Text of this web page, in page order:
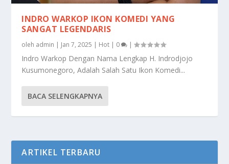
INDRO WARKOP IKON KOMEDI YANG
SANGAT LEGENDARIS
oleh admin | Jan 7, 2025 | Hot | 0 |
Indro Warkop Dengan Nama Lengkap H. Indrodjojo
Kusumonegoro, Adalah Salah Satu Ikon Komedi...
BACA SELENGKAPNYA
ARTIKEL TERBARU